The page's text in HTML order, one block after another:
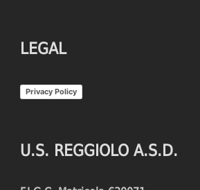
LEGAL
Privacy Policy
U.S. REGGIOLO A.S.D.